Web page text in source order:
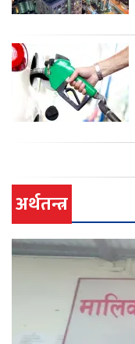
अर्थतन्त्र